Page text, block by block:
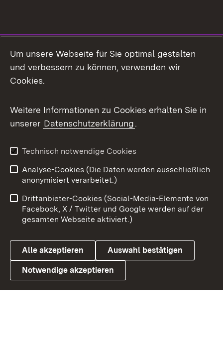
Facebook
X / Twitter
Youtube
Link zum Landesportal
Impressum
Kontakt
Barrierefreiheit
Datenschutz
Cookies
Um unsere Webseite für Sie optimal gestalten
und verbessern zu können, verwenden wir
Cookies.
Weitere Informationen zu Cookies erhalten Sie in
unserer Datenschutzerklärung.
Technisch notwendige Cookies
Analyse-Cookies (Die Daten werden ausschließlich
anonymisiert verarbeitet.)
Drittanbieter-Cookies (Social-Media-Elemente von
Facebook, X / Twitter und Google werden auf der
gesamten Webseite aktiviert.)
Alle akzeptieren Auswahl bestätigen
Notwendige akzeptieren